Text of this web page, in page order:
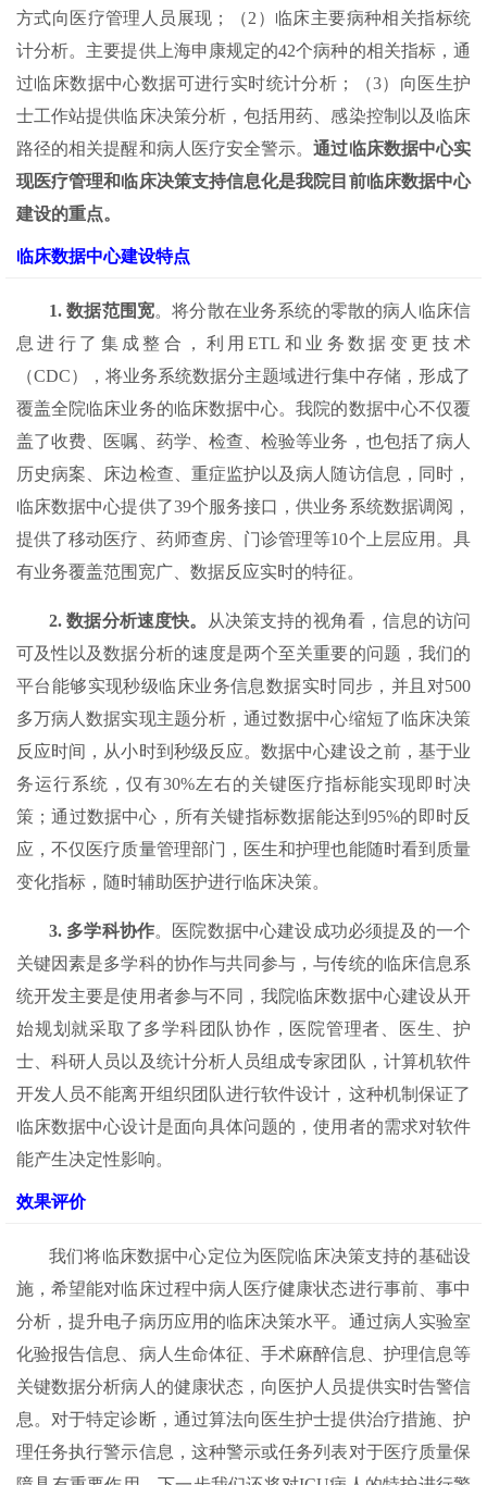
方式向医疗管理人员展现；（2）临床主要病种相关指标统
计分析。主要提供上海申康规定的42个病种的相关指标，通
过临床数据中心数据可进行实时统计分析；（3）向医生护
士工作站提供临床决策分析，包括用药、感染控制以及临床
路径的相关提醒和病人医疗安全警示。通过临床数据中心实
现医疗管理和临床决策支持信息化是我院目前临床数据中心
建设的重点。
临床数据中心建设特点
1.数据范围宽。将分散在业务系统的零散的病人临床信
息进行了集成整合，利用ETL和业务数据变更技术
（CDC），将业务系统数据分主题域进行集中存储，形成了
覆盖全院临床业务的临床数据中心。我院的数据中心不仅覆
盖了收费、医嘱、药学、检查、检验等业务，也包括了病人
历史病案、床边检查、重症监护以及病人随访信息，同时，
临床数据中心提供了39个服务接口，供业务系统数据调阅，
提供了移动医疗、药师查房、门诊管理等10个上层应用。具
有业务覆盖范围宽广、数据反应实时的特征。
2.数据分析速度快。
从决策支持的视角看，信息的访问
可及性以及数据分析的速度是两个至关重要的问题，我们的
平台能够实现秒级临床业务信息数据实时同步，并且对500
多万病人数据实现主题分析，通过数据中心缩短了临床决策
反应时间，从小时到秒级反应。数据中心建设之前，基于业
务运行系统，仅有30%左右的关键医疗指标能实现即时决
策；通过数据中心，所有关键指标数据能达到95%的即时反
应，不仅医疗质量管理部门，医生和护理也能随时看到质量
变化指标，随时辅助医护进行临床决策。
3. 多学科协作。医院数据中心建设成功必须提及的一个
关键因素是多学科的协作与共同参与，与传统的临床信息系
统开发主要是使用者参与不同，我院临床数据中心建设从开
始规划就采取了多学科团队协作，医院管理者、医生、护
士、科研人员以及统计分析人员组成专家团队，计算机软件
开发人员不能离开组织团队进行软件设计，这种机制保证了
临床数据中心设计是面向具体问题的，使用者的需求对软件
能产生决定性影响。
效果评价
我们将临床数据中心定位为医院临床决策支持的基础设
施，希望能对临床过程中病人医疗健康状态进行事前、事中
分析，提升电子病历应用的临床决策水平。通过病人实验室
化验报告信息、病人生命体征、手术麻醉信息、护理信息等
关键数据分析病人的健康状态，向医护人员提供实时告警信
息。对于特定诊断，通过算法向医生护士提供治疗措施、护
理任务执行警示信息，这种警示或任务列表对于医疗质量保